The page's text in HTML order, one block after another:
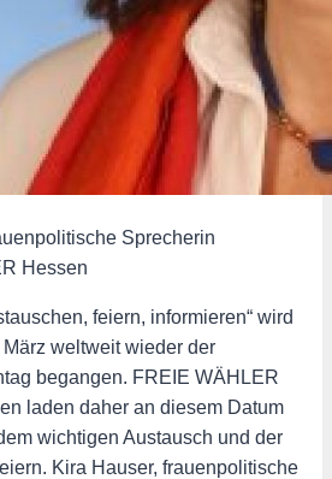
Sprecherin
Hessen
feiern, informieren“ wird
weltweit wieder der
begangen. FREIE WÄHLER
laden daher an diesem Datum
wichtigen Austausch und der
Kira Hauser, frauenpolitische